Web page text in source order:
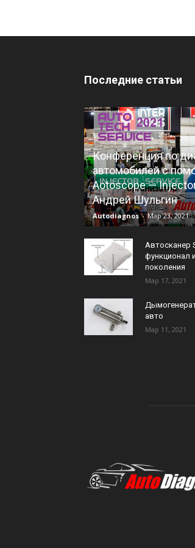
Последние статьи
Конференция по
автомобилей с
Aotoscope —
Андрей Шульгин
Autodiagnos - Мар 23, 2021
Автосканер
функционал
поколения
Мар 17, 2021
авто
Мар 11, 2021